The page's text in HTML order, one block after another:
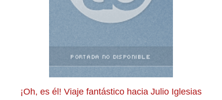
¡Oh, es él! Viaje fantástico hacia Julio Iglesias